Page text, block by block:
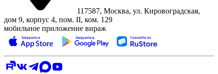
117587, Москва, ул. Кировоградская,
дом 9, корпус 4, пом. II, ком. 129
мобильное приложение вираж